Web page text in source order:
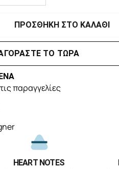
ΠΡΟΣΘΗΚΗ ΣΤΟ ΚΑΛΑΘΙ
ΤΟ ΤΩΡΑ
παραγγελίες
HEART NOTES